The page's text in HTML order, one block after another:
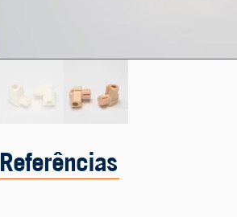
Referências